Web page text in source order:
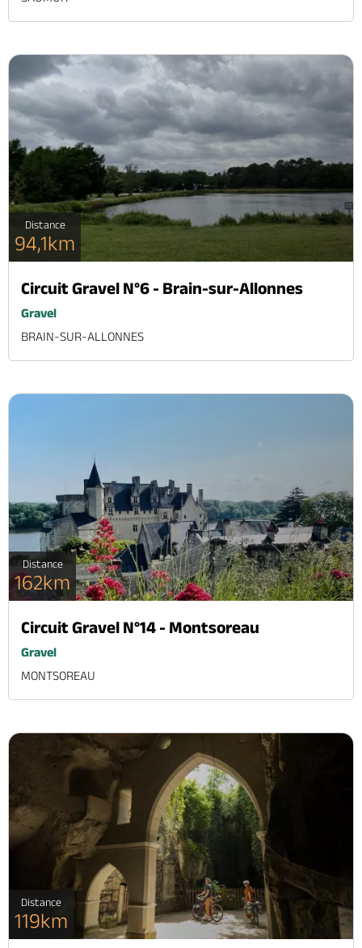
Distance
94,1km
Circuit Gravel N°6 - Brain-sur-Allonnes
Gravel
BRAIN-SUR-ALLONNES
Distance
162km
Circuit Gravel N°14 - Montsoreau
Gravel
MONTSOREAU
Distance
119km